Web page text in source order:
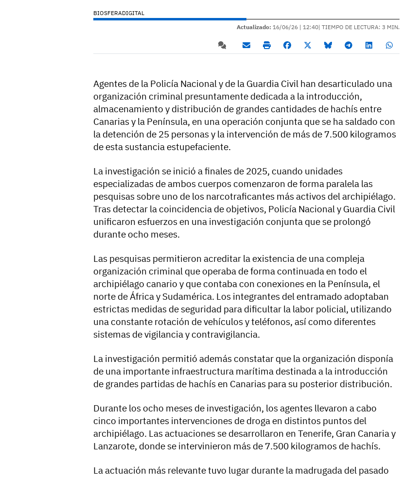
BIOSFERADIGITAL
Actualizado: 16/06/26 | 12:40| TIEMPO DE LECTURA: 3 MIN.
Agentes de la Policía Nacional y de la Guardia Civil han desarticulado una
organización criminal presuntamente dedicada a la introducción,
almacenamiento y distribución de grandes cantidades de hachís entre
Canarias y la Península, en una operación conjunta que se ha saldado con
la detención de 25 personas y la intervención de más de 7.500 kilogramos
de esta sustancia estupefaciente.
La investigación se inició a finales de 2025, cuando unidades
especializadas de ambos cuerpos comenzaron de forma paralela las
pesquisas sobre uno de los narcotraficantes más activos del archipiélago.
Tras detectar la coincidencia de objetivos, Policía Nacional y Guardia Civil
unificaron esfuerzos en una investigación conjunta que se prolongó
durante ocho meses.
Las pesquisas permitieron acreditar la existencia de una compleja
organización criminal que operaba de forma continuada en todo el
archipiélago canario y que contaba con conexiones en la Península, el
norte de África y Sudamérica. Los integrantes del entramado adoptaban
estrictas medidas de seguridad para dificultar la labor policial, utilizando
una constante rotación de vehículos y teléfonos, así como diferentes
sistemas de vigilancia y contravigilancia.
La investigación permitió además constatar que la organización disponía
de una importante infraestructura marítima destinada a la introducción
de grandes partidas de hachís en Canarias para su posterior distribución.
Durante los ocho meses de investigación, los agentes llevaron a cabo
cinco importantes intervenciones de droga en distintos puntos del
archipiélago. Las actuaciones se desarrollaron en Tenerife, Gran Canaria y
Lanzarote, donde se intervinieron más de 7.500 kilogramos de hachís.
La actuación más relevante tuvo lugar durante la madrugada del pasado